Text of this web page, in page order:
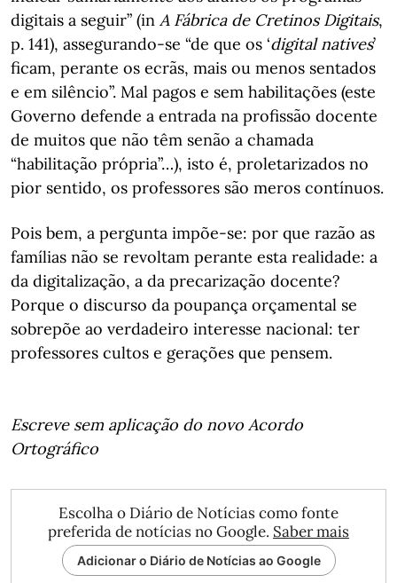
digitais a seguir” (in A Fábrica de Cretinos Digitais,
p. 141), assegurando-se “de que os ‘digital natives’
ficam, perante os ecrãs, mais ou menos sentados
e em silêncio”. Mal pagos e sem habilitações (este
Governo defende a entrada na profissão docente
de muitos que não têm senão a chamada
“habilitação própria”…), isto é, proletarizados no
pior sentido, os professores são meros contínuos.
Pois bem, a pergunta impõe-se: por que razão as
famílias não se revoltam perante esta realidade: a
da digitalização, a da precarização docente?
Porque o discurso da poupança orçamental se
sobrepõe ao verdadeiro interesse nacional: ter
professores cultos e gerações que pensem.
Escreve sem aplicação do novo Acordo
Ortográfico
Escolha o Diário de Notícias como fonte
preferida de notícias no Google. Saber mais
Adicionar o Diário de Notícias ao Google